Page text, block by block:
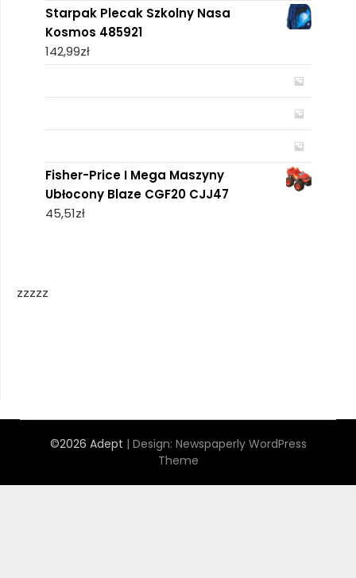
Starpak Plecak Szkolny Nasa
Kosmos 485921
142,99zł
Fisher-Price I Mega Maszyny
Ubłocony Blaze CGF20 CJJ47
45,51zł
zzzzz
©2026 Adept | Design: Newspaperly WordPress
Theme